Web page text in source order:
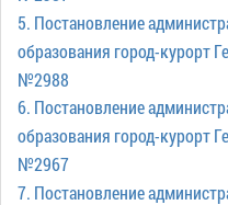
5. Постановление
образования город-курорт
№2988
6. Постановление
образования город-курорт
№2967
7. Постановление